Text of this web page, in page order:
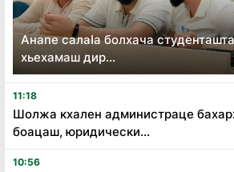
Анапе салаӏа болхача
хьехамаш дир...
11:18
Шолжа кхален администраце
боацаш, юридически...
10:56